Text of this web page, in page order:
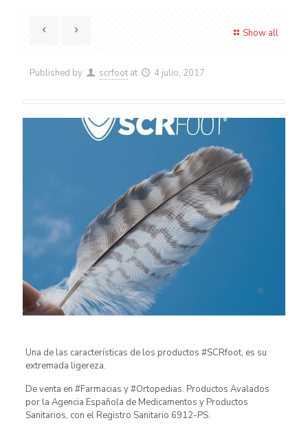
Show all
Published by scrfoot at 4 julio, 2017
Una de las características de los productos #SCRfoot, es su
extremada ligereza.
De venta en #Farmacias y #Ortopedias. Productos Avalados
por la Agencia Española de Medicamentos y Productos
Sanitarios, con el Registro Sanitario 6912-PS.